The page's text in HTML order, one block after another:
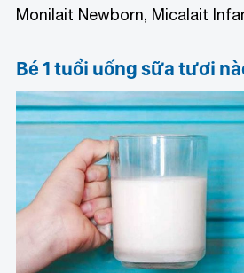
Monilait Newborn, Micalait
Bé 1 tuổi uống sữa tươi